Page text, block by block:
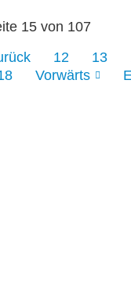
und
Rolf
beste
ihrer
15 von 107
12 13
Vorwärts